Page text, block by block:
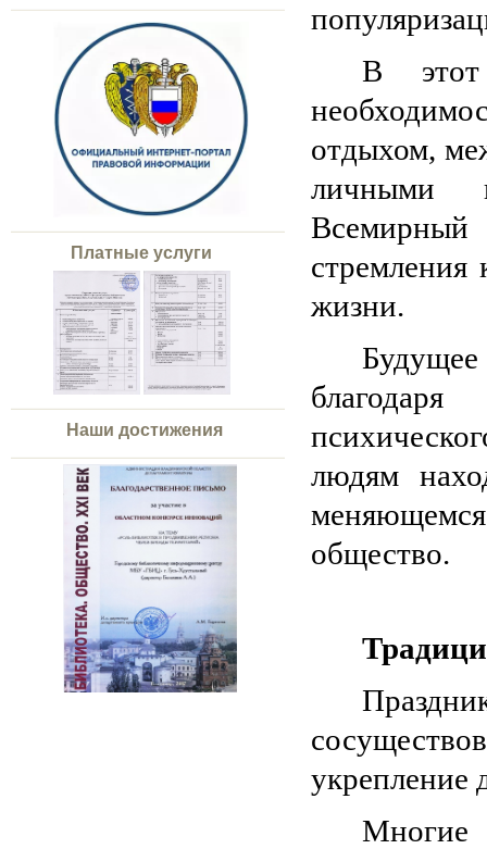
Платные услуги
Наши достижения
В этот
отдыхом,
личными
Всемирный
стремления
жизни.
людям
общество.
укрепление